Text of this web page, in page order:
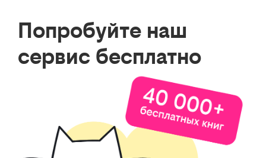
Попробуйте наш
сервис бесплатно